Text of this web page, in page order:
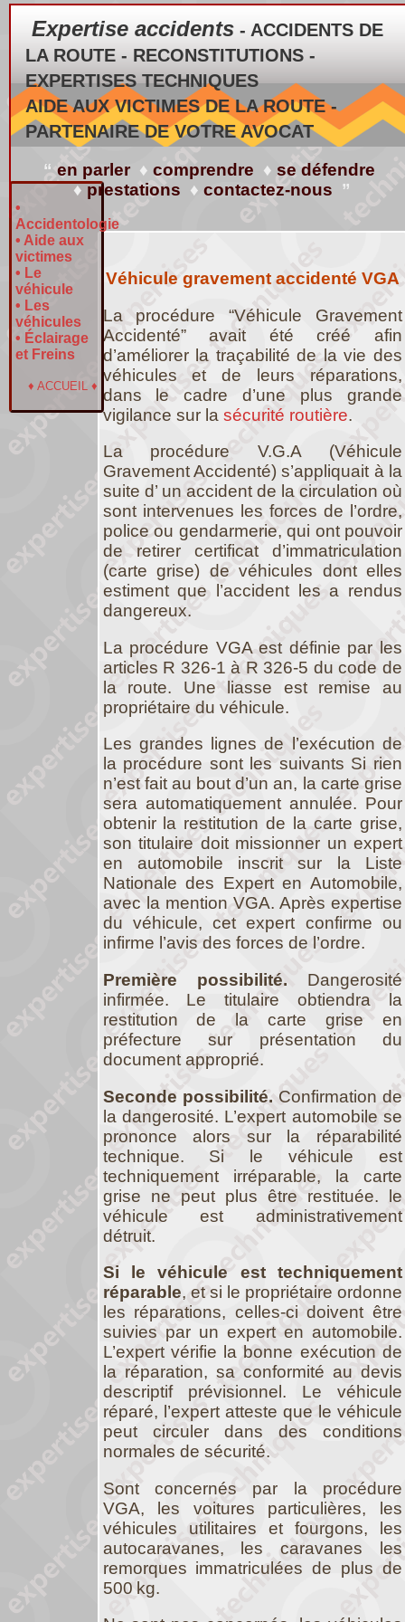
Expertise accidents - ACCIDENTS DE
LA ROUTE - RECONSTITUTIONS -
EXPERTISES TECHNIQUES
AIDE AUX VICTIMES DE LA ROUTE -
PARTENAIRE DE VOTRE AVOCAT
“en parler ♦comprendre ♦se défendre
♦prestations ♦ contactez-nous ”
•
Accidentologie
• Aide aux
victimes
• Le
véhicule
• Les
véhicules
• Éclairage
et Freins
♦ ACCUEIL♦
Véhicule gravement accidenté VGA
La procédure “Véhicule Gravement
Accidenté” avait été créé afin
d’améliorer la traçabilité de la vie des
véhicules et de leurs réparations,
dans le cadre d’une plus grande
vigilance sur la sécurité routière.
La procédure V.G.A (Véhicule
Gravement Accidenté) s’appliquait à la
suite d’ un accident de la circulation où
sont intervenues les forces de l’ordre,
police ou gendarmerie, qui ont pouvoir
de retirer certificat d’immatriculation
(carte grise) de véhicules dont elles
estiment que l’accident les a rendus
dangereux.
La procédure VGA est définie par les
articles R 326-1 à R 326-5 du code de
la route. Une liasse est remise au
propriétaire du véhicule.
Les grandes lignes de l’exécution de
la procédure sont les suivants Si rien
n’est fait au bout d’un an, la carte grise
sera automatiquement annulée. Pour
obtenir la restitution de la carte grise,
son titulaire doit missionner un expert
en automobile inscrit sur la Liste
Nationale des Expert en Automobile,
avec la mention VGA. Après expertise
du véhicule, cet expert confirme ou
infirme l’avis des forces de l’ordre.
Première possibilité. Dangerosité
infirmée. Le titulaire obtiendra la
restitution de la carte grise en
préfecture sur présentation du
document approprié.
Seconde possibilité. Confirmation de
la dangerosité. L’expert automobile se
prononce alors sur la réparabilité
technique. Si le véhicule est
techniquement irréparable, la carte
grise ne peut plus être restituée. le
véhicule est administrativement
détruit.
Si le véhicule est techniquement
réparable, et si le propriétaire ordonne
les réparations, celles-ci doivent être
suivies par un expert en automobile.
L’expert vérifie la bonne exécution de
la réparation, sa conformité au devis
descriptif prévisionnel. Le véhicule
réparé, l’expert atteste que le véhicule
peut circuler dans des conditions
normales de sécurité.
Sont concernés par la procédure
VGA, les voitures particulières, les
véhicules utilitaires et fourgons, les
autocaravanes, les caravanes les
remorques immatriculées de plus de
500 kg.